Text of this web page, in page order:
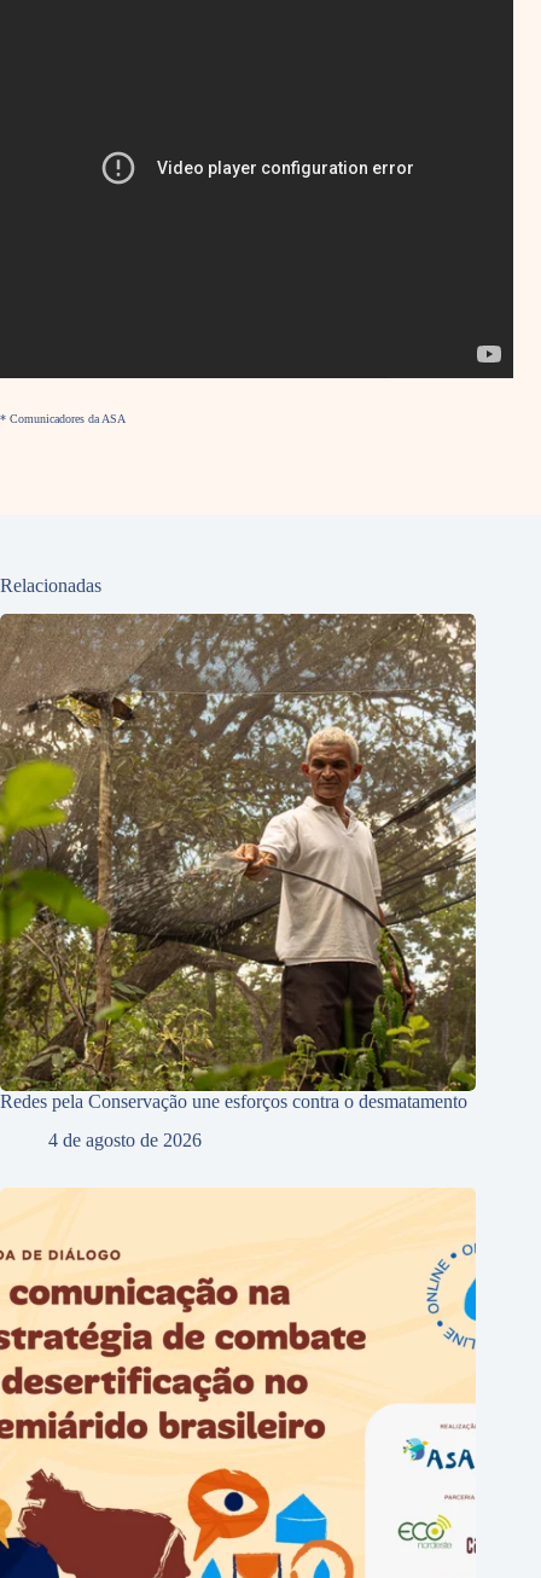
* Comunicadores da ASA
Relacionadas
Redes pela Conservação une esforços contra o desmatamento
4 de agosto de 2026